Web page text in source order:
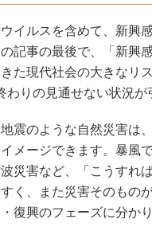
イルスを含めて、新興
記事の最後で、「新興
た現代社会の大きなリ
わりの見通せない状況が
震のような自然災害は
メージできます。暴風
災害など、「こうすれ
く、また災害そのもの
復興のフェーズに分か